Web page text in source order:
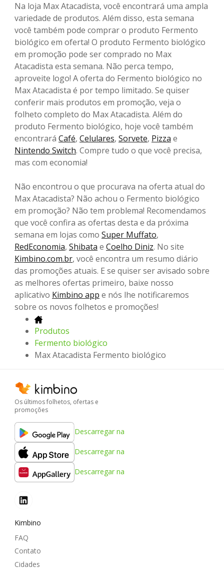
Na loja Max Atacadista, você encontrará uma ampla
variedade de produtos. Além disso, esta semana
você também pode comprar o produto Fermento
biológico em oferta! O produto Fermento biológico
em promoção pode ser comprado no Max
Atacadista esta semana. Não perca tempo,
aproveite logo! A oferta do Fermento biológico no
Max Atacadista é por tempo limitado. Se quiser
conferir mais produtos em promoção, veja o
folheto completo do Max Atacadista. Além do
produto Fermento biológico, hoje você também
encontrará Café, Celulares, Sorvete, Pizza e
Nintendo Switch. Compre tudo o que você precisa,
mas com economia!
Não encontrou o que procurava na oferta atual do
Max Atacadista? Não achou o Fermento biológico
em promoção? Não tem problema! Recomendamos
que você confira as ofertas desta e da próxima
semana em lojas como Super Muffato,
RedEconomia, Shibata e Coelho Diniz. No site
Kimbino.com.br, você encontra um resumo diário
das promoções atuais. E se quiser ser avisado sobre
as melhores ofertas primeiro, baixe nosso
aplicativo Kimbino app e nós lhe notificaremos
sobre os novos folhetos e promoções!
Produtos
Fermento biológico
Max Atacadista Fermento biológico
Os últimos folhetos, ofertas e
promoções
Descarregar na
Descarregar na
Descarregar na
Kimbino
FAQ
Contato
Cidades